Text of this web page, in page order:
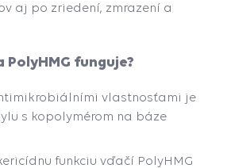
aj po zriedení, zmrazení a
funguje?
vlastnosťami je
s kopolymérom na báze
funkciu vďačí PolyHMG